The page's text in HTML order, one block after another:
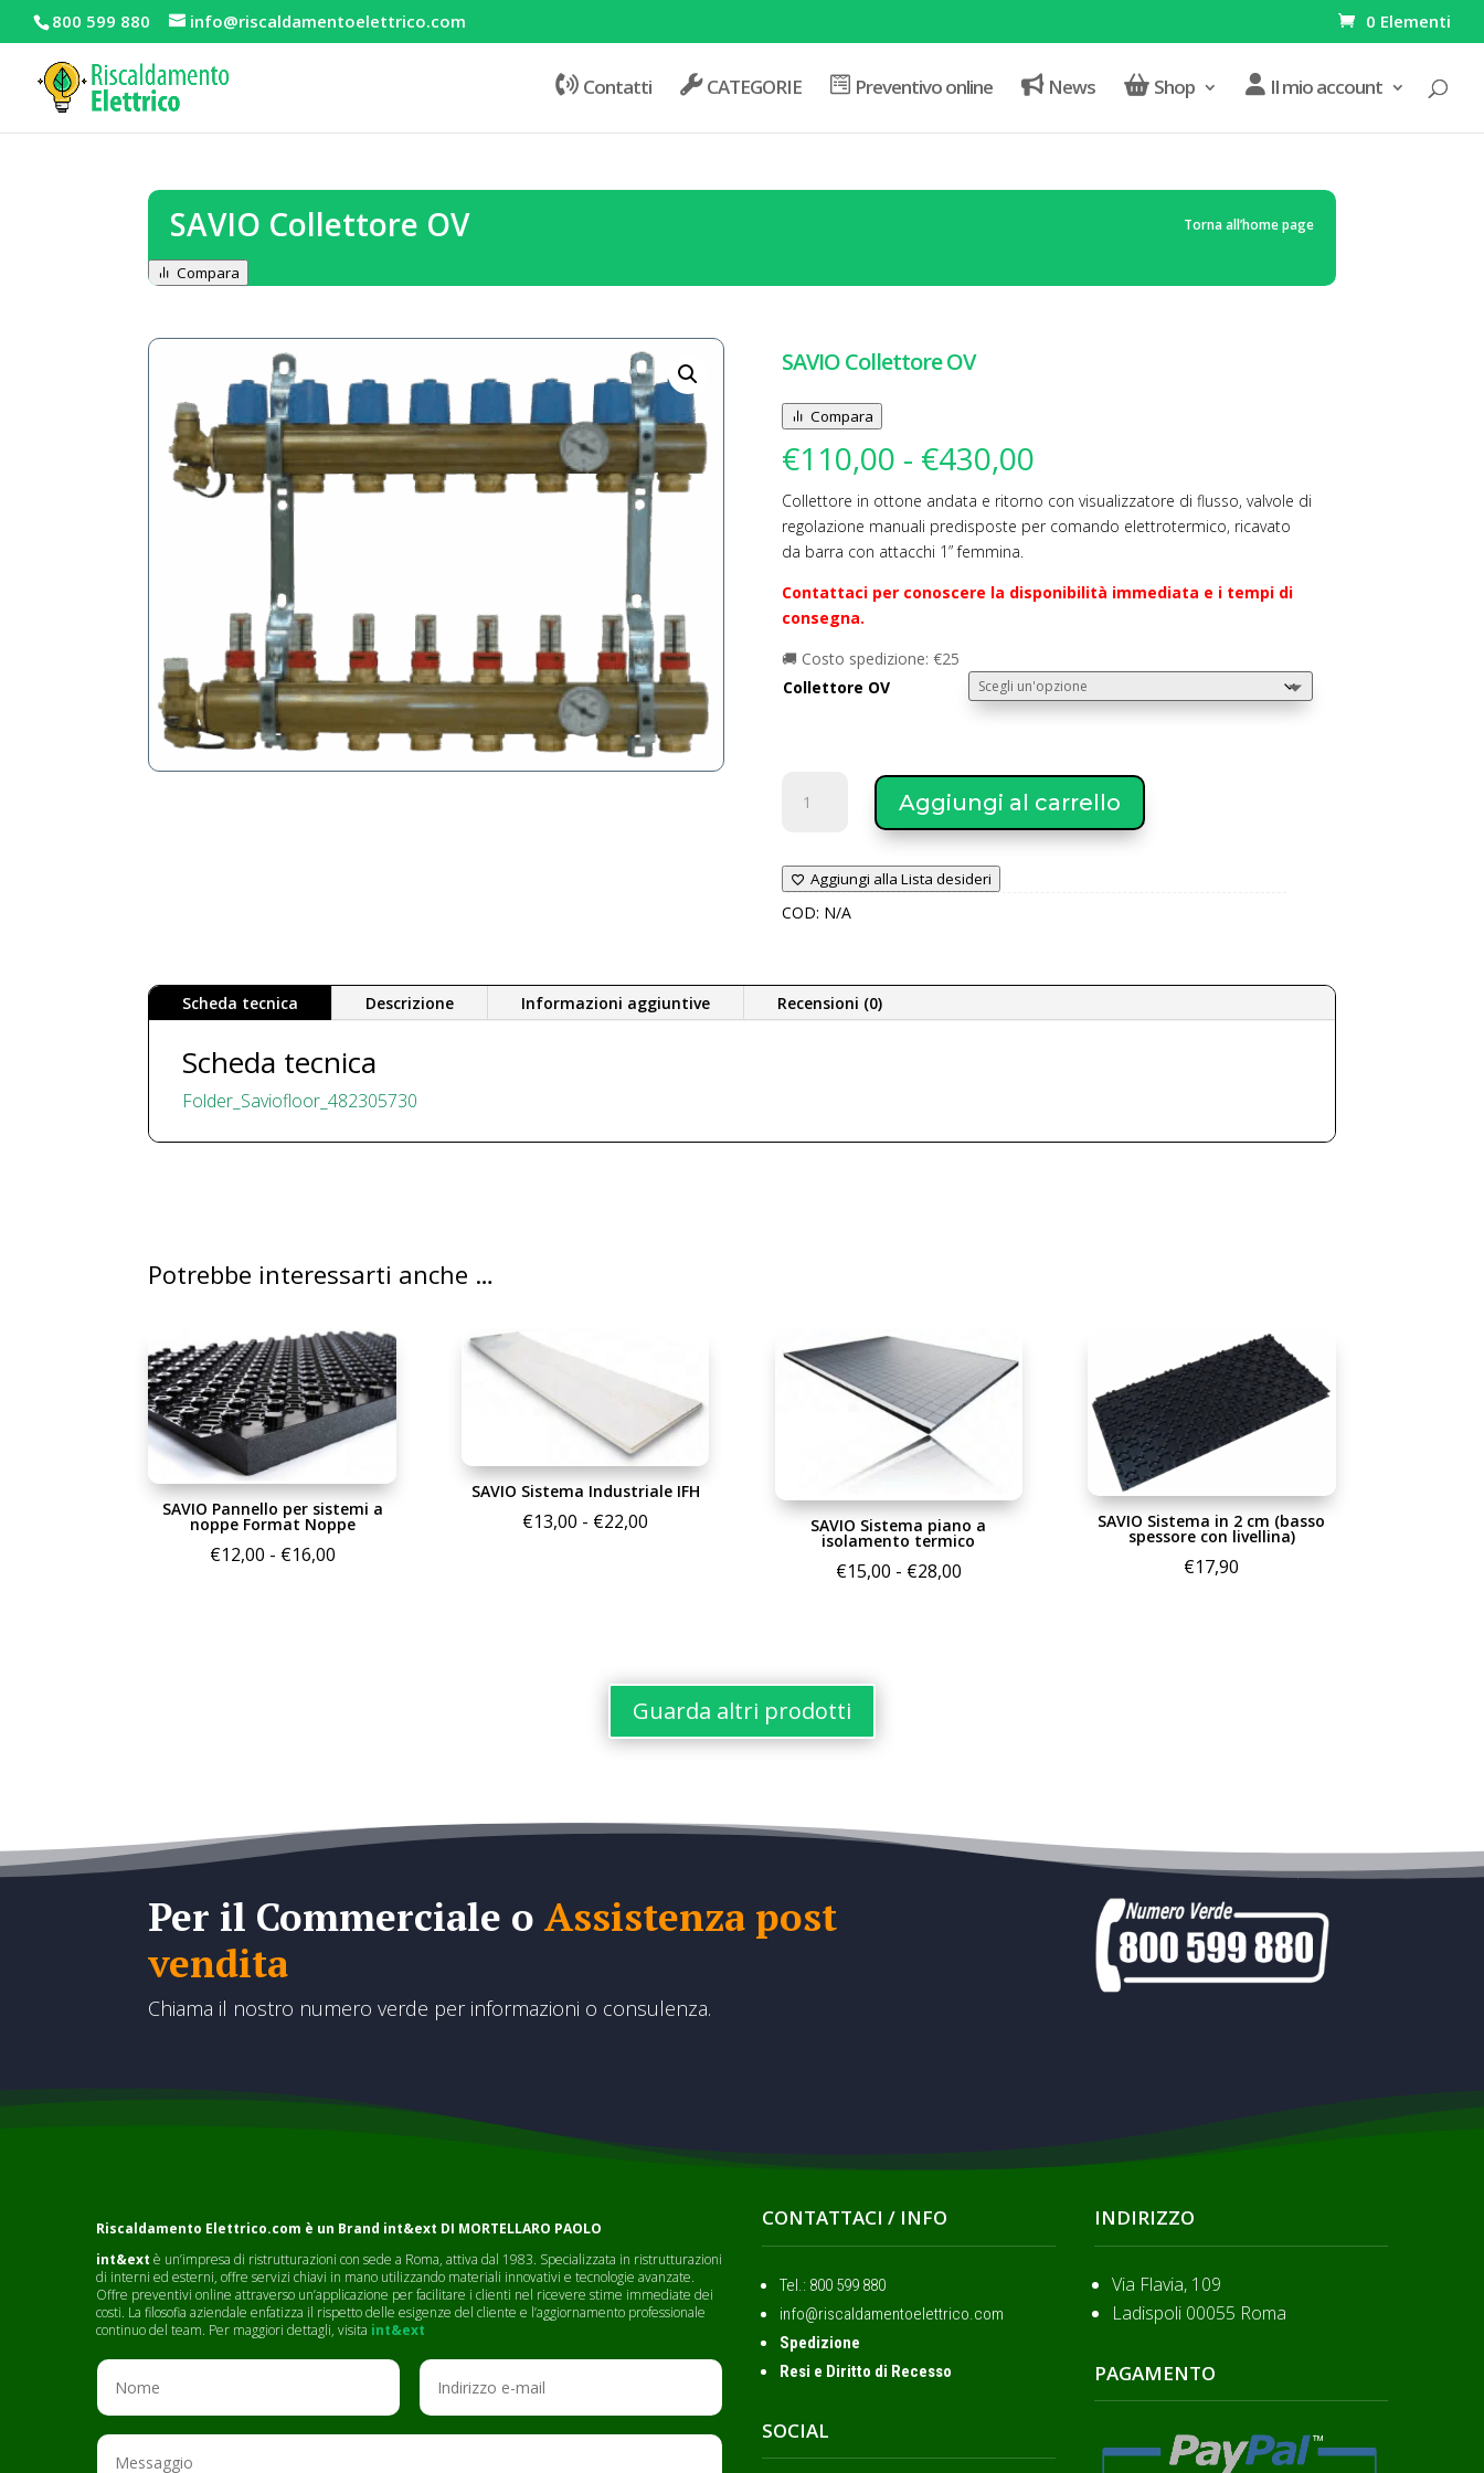
800 599 880 info@riscaldamentoelettrico.com 0 Elementi
Contatti CATEGORIE Preventivo online News Shop Il mio account
SAVIO Collettore OV
Compara
Torna all’home page
SAVIO Collettore OV
Compara
€110,00 - €430,00
prezzo:
da
a
€430,00
Collettore in ottone andata e ritorno con visualizzatore di flusso, valvole di
regolazione manuali predisposte per comando elettrotermico, ricavato
da barra con attacchi 1” femmina.
Contattaci per conoscere la disponibilità immediata e i tempi di
consegna.
🚚 Costo spedizione: €25
Collettore OV
Collettore
Aggiungi al carrello
Aggiungi alla Lista desideri
COD: N/A
Scheda tecnica Descrizione Informazioni aggiuntive Recensioni (0)
Scheda tecnica
Folder_Saviofloor_482305730
Potrebbe interessarti anche …
SAVIO Pannello per sistemi a
noppe Format Noppe
€12,00 - €16,00Fascia
SAVIO Sistema Industriale IFH
€13,00 - €22,00
€22,00
SAVIO Sistema piano a
isolamento termico
€15,00 - €28,00Fascia
SAVIO Sistema in 2 cm (basso
spessore con livellina)
€17,90
Guarda altri prodotti
Per il Commerciale oAssistenza post
vendita
Chiama il nostro numero verde per informazioni o consulenza.
Riscaldamento Elettrico.com è un Brand int&ext DI MORTELLARO PAOLO
int&ext è un’impresa di ristrutturazioni con sede a Roma, attiva dal 1983. Specializzata in ristrutturazioni
di interni ed esterni, offre servizi chiavi in mano utilizzando materiali innovativi e tecnologie avanzate.
Offre preventivi online attraverso un’applicazione per facilitare i clienti nel ricevere stime immediate dei
costi. La filosofia aziendale enfatizza il rispetto delle esigenze del cliente e l’aggiornamento professionale
continuo del team. Per maggiori dettagli, visita int&ext
CONTATTACI / INFO
Tel.: ‭800 599 880
info@riscaldamentoelettrico.com
Spedizione
Resi e Diritto di Recesso
SOCIAL
INDIRIZZO
Via Flavia, 109
Ladispoli 00055 Roma
PAGAMENTO